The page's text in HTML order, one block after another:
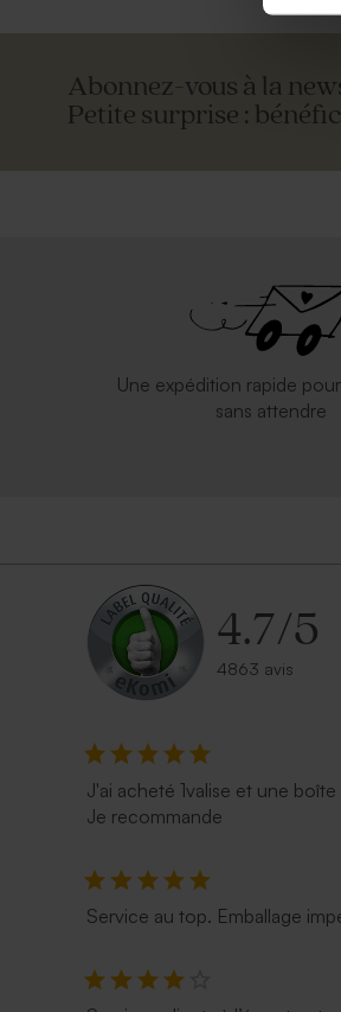
Abonnez-vous à la
Petite surprise :
Une expédition rapide
sans attendre
4.7/5
4863 avis
J'ai acheté 1valise et une
Je recommande
Service au top. Emballage